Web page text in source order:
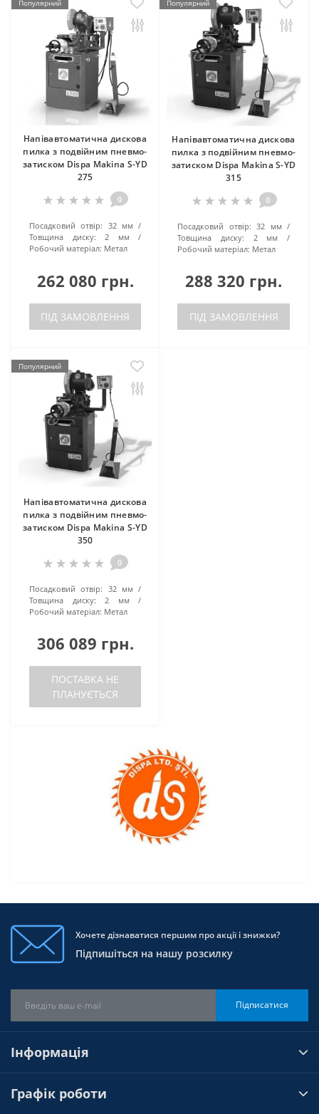
Популярний
Напівавтоматична дискова
пилка з подвійним пневмо-
затиском Dispa Makina S-YD
275
0
Посадковий отвір:
32 мм
Товщина диску:
2 мм
Робочий матеріал: Метал
262 080 грн.
ПІД ЗАМОВЛЕННЯ
Популярний
Напівавтоматична дискова
пилка з подвійним пневмо-
затиском Dispa Makina S-YD
315
0
Посадковий отвір: 32 мм
Товщина диску:
2 мм
Робочий матеріал: Метал
288 320 грн.
ПІД ЗАМОВЛЕННЯ
Популярний
Напівавтоматична дискова
пилка з подвійним пневмо-
затиском Dispa Makina S-YD
350
0
Посадковий отвір:
32 мм
Товщина диску:
2 мм
Робочий матеріал: Метал
306 089 грн.
ПОСТАВКА НЕ
ПЛАНУЄТЬСЯ
Хочете дізнаватися першим про акції і знижки?
Підпишіться на нашу розсилку
Підписатися
Інформація
Графік роботи